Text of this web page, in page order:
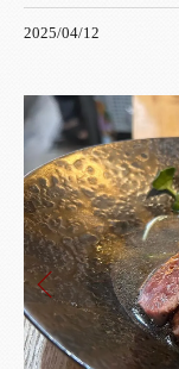
2025/04/12